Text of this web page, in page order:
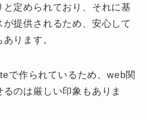
と定められており、それに基
提供されるため、安心して
ります。
で作られているため、web関
のは厳しい印象もありま